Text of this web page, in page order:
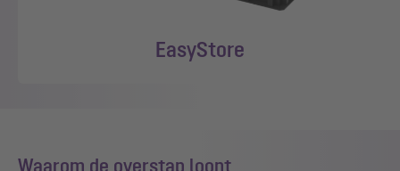
EasyStore
Waarom de overstap loont